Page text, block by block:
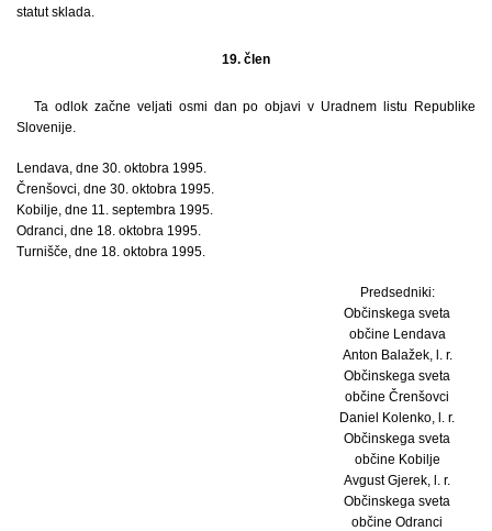
statut sklada.
19. člen
Ta odlok začne veljati osmi dan po objavi v Uradnem listu Republike
Slovenije.
Lendava, dne 30. oktobra 1995.
Črenšovci, dne 30. oktobra 1995.
Kobilje, dne 11. septembra 1995.
Odranci, dne 18. oktobra 1995.
Turnišče, dne 18. oktobra 1995.
Predsedniki:
Občinskega sveta
občine Lendava
Anton Balažek, l. r.
Občinskega sveta
občine Črenšovci
Daniel Kolenko, l. r.
Občinskega sveta
občine Kobilje
Avgust Gjerek, l. r.
Občinskega sveta
občine Odranci